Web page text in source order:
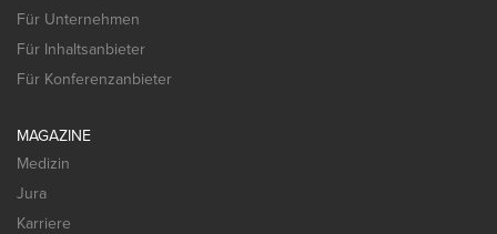
Für Unternehmen
Für Inhaltsanbieter
Für Konferenzanbieter
MAGAZINE
Medizin
Jura
Karriere